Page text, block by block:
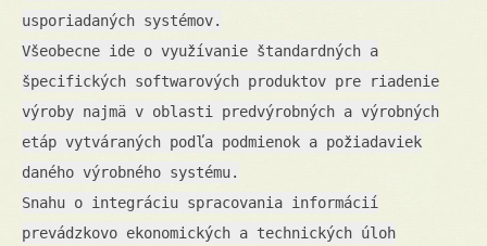
usporiadaných systémov.
Všeobecne ide o využívanie štandardných a
špecifických softwarových produktov pre riadenie
výroby najmä v oblasti predvýrobných a výrobných
etáp vytváraných podľa podmienok a požiadaviek
daného výrobného systému.
Snahu o integráciu spracovania informácií
prevádzkovo ekonomických a technických úloh